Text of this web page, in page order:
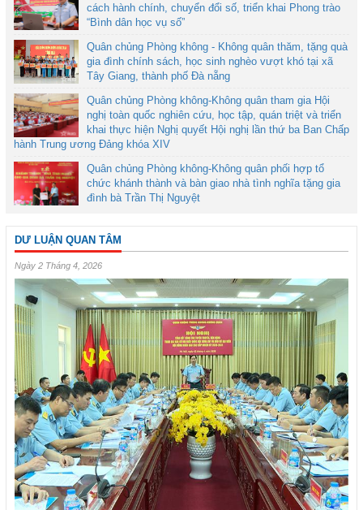
cách hành chính, chuyển đổi số, triển khai Phong trào
“Bình dân học vụ số”
Quân chủng Phòng không - Không quân thăm, tặng quà
gia đình chính sách, học sinh nghèo vượt khó tại xã
Tây Giang, thành phố Đà nẵng
Quân chủng Phòng không-Không quân tham gia Hội
nghị toàn quốc nghiên cứu, học tập, quán triệt và triển
khai thực hiện Nghị quyết Hội nghị lần thứ ba Ban Chấp
hành Trung ương Đảng khóa XIV
Quân chủng Phòng không-Không quân phối hợp tổ
chức khánh thành và bàn giao nhà tình nghĩa tặng gia
đình bà Trần Thị Nguyệt
DƯ LUẬN QUAN TÂM
Ngày 2 Tháng 4, 2026